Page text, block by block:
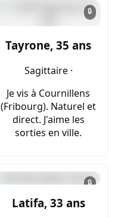
🔒
Tayrone, 35 ans
Sagittaire ·
Je vis à Cournillens
(Fribourg). Naturel et
direct. J'aime les
sorties en ville.
🔒
Latifa, 33 ans